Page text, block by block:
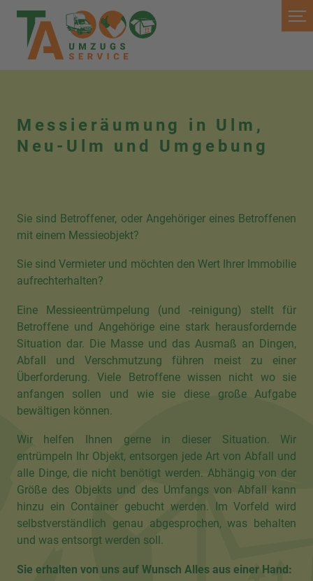
Messieräumung in Ulm,
Neu-Ulm und Umgebung
Sie sind Betroffener, oder Angehöriger eines Betroffenen
mit einem Messieobjekt?
Sie sind Vermieter und möchten den Wert Ihrer Immobilie
aufrechterhalten?
Eine Messieentrümpelung (und -reinigung) stellt für
Betroffene und Angehörige eine stark herausfordernde
Situation dar. Die Masse und das Ausmaß an Dingen,
Abfall und Verschmutzung führen meist zu einer
Überforderung. Viele Betroffene wissen nicht wo sie
anfangen sollen und wie sie diese große Aufgabe
bewältigen können.
Wir helfen Ihnen gerne in dieser Situation. Wir
entrümpeln Ihr Objekt, entsorgen jede Art von Abfall und
alle Dinge, die nicht benötigt werden. Abhängig von der
Größe des Objekts und des Umfangs von Abfall kann
hinzu ein Container gebucht werden. Im Vorfeld wird
selbstverständlich genau abgesprochen, was behalten
und was entsorgt werden soll.
Sie erhalten von uns auf Wunsch Alles aus einer Hand: